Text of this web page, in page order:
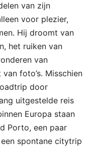
van zijn
voor plezier,
Hij droomt van
het ruiken van
van
foto’s. Misschien
door
uitgestelde reis
Europa staan
Porto, een paar
spontane citytrip